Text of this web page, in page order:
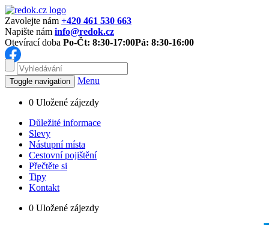
Zavolejte nám +420 461 530 663
Napište nám info@redok.cz
Otevírací doba Po-Čt: 8:30-17:00Pá: 8:30-16:00
Toggle navigation Menu
0 Uložené zájezdy
Důležité informace
Slevy
Nástupní místa
Cestovní pojištění
Přečtěte si
Tipy
Kontakt
0 Uložené zájezdy